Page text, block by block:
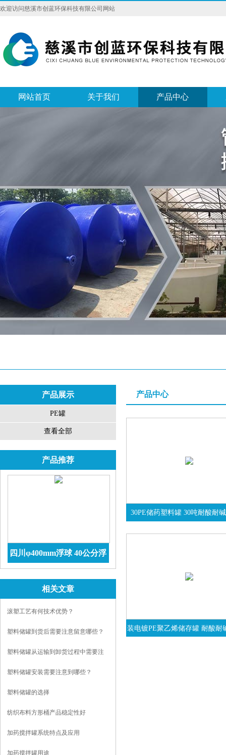
欢迎访问慈溪市创蓝环保科技有限公司网站
网站首页 关于我们 产品中心
产品展示
PE罐
查看全部
产品推荐
四川φ400mm浮球 40公分浮
相关文章
滚塑工艺有何技术优势？
塑料储罐到货后需要注意留意哪些？
塑料储罐从运输到卸货过程中需要注
塑料储罐安装需要注意到哪些？
塑料储罐的选择
纺织布料方形桶产品稳定性好
加药搅拌罐系统特点及应用
加药搅拌罐用途
产品中心
30PE储药塑料罐 30吨耐酸耐
装电镀PE聚乙烯储存罐 耐酸耐